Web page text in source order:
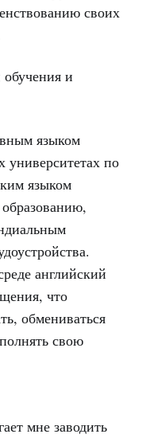
своих
и
языком
университетах по
языком
английский
что
обмениваться
свою
мне заводить